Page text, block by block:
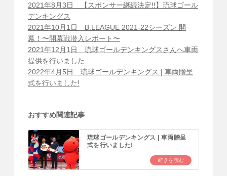
2021年8月3日 【スポンサー継続決定!!】琉球ゴール
デンキングス
2021年10月1日 B.LEAGUE 2021-22シーズン 開
幕！〜開幕戦潜入レポート〜
2021年12月1日 琉球ゴールデンキングスさんへ車両
提供を行いました
2022年4月5日 琉球ゴールデンキングス | 車両贈呈
式を行いました!
おすすめ関連記事
琉球ゴールデンキングス | 車両贈呈
式を行いました!
続きを読む